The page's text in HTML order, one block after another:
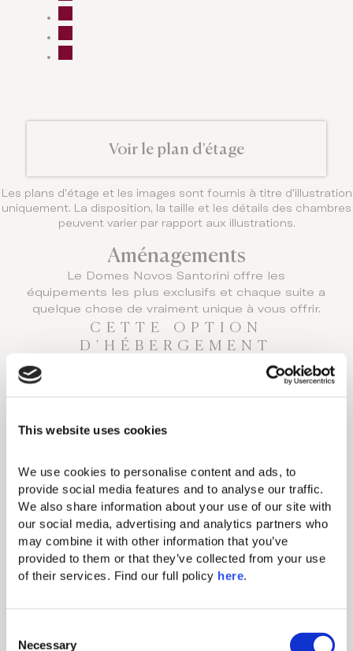
This website uses cookies
We use cookies to personalise content and ads, to
provide social media features and to analyse our traffic.
We also share information about your use of our site with
our social media, advertising and analytics partners who
may combine it with other information that you’ve
provided to them or that they’ve collected from your use
of their services. Find our full policy here.
Necessary
Voir le plan d'étage
Les plans d'étage et les images sont fournis à titre d'illustration
uniquement. La disposition, la taille et les détails des chambres
peuvent varier par rapport aux illustrations.
Aménagements
Le Domes Novos Santorini offre les
équipements les plus exclusifs et chaque suite a
quelque chose de vraiment unique à vous offrir.
CETTE OPTION
D'HÉBERGEMENT
CARACTÉRISTIQUES
SUIVANTES:
Aménagements standard
Climatisation individuelle
Télévision par câble et télévision par
satellite
Fer & planche à repasser
Coffre